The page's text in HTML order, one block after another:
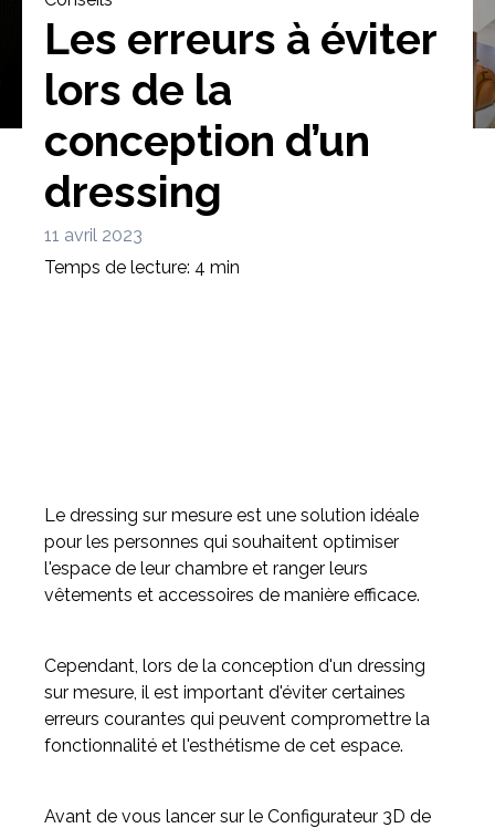
Inspirez-vous du catalogue
Personnalisez nos modèles pour créer le meuble qui vous
Bibliothèque Meuble tv Dressing
Meuble d'angle
Les erreurs à éviter
lors de la
conception d’un
dressing
11 avril 2023
Temps de lecture: 4 min
Le dressing sur mesure est une solution idéale
pour les personnes qui souhaitent optimiser
l'espace de leur chambre et ranger leurs
vêtements et accessoires de manière efficace.
Cependant, lors de la conception d'un dressing
sur mesure, il est important d'éviter certaines
erreurs courantes qui peuvent compromettre la
fonctionnalité et l'esthétisme de cet espace.
Avant de vous lancer sur le Configurateur 3D de